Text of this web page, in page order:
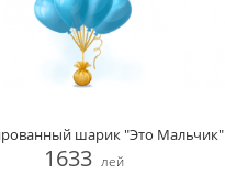
шарик "Это Мальчик"
1633 лей